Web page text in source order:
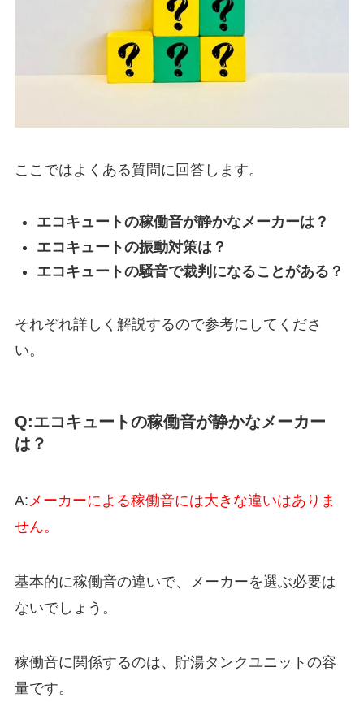
ここではよくある質問に回答します。
エコキュートの稼働音が静かなメーカーは？
エコキュートの振動対策は？
エコキュートの騒音で裁判になることがある？
それぞれ詳しく解説するので参考にしてくださ
い。
Q:エコキュートの稼働音が静かなメーカー
は？
A: メーカーによる稼働音には大きな違いはありま
せん。
基本的に稼働音の違いで、メーカーを選ぶ必要は
ないでしょう。
稼働音に関係するのは、貯湯タンクユニットの容
量です。